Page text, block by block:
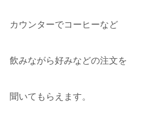
カウンターでコーヒーなど
飲みながら好みなどの注文を
聞いてもらえます。